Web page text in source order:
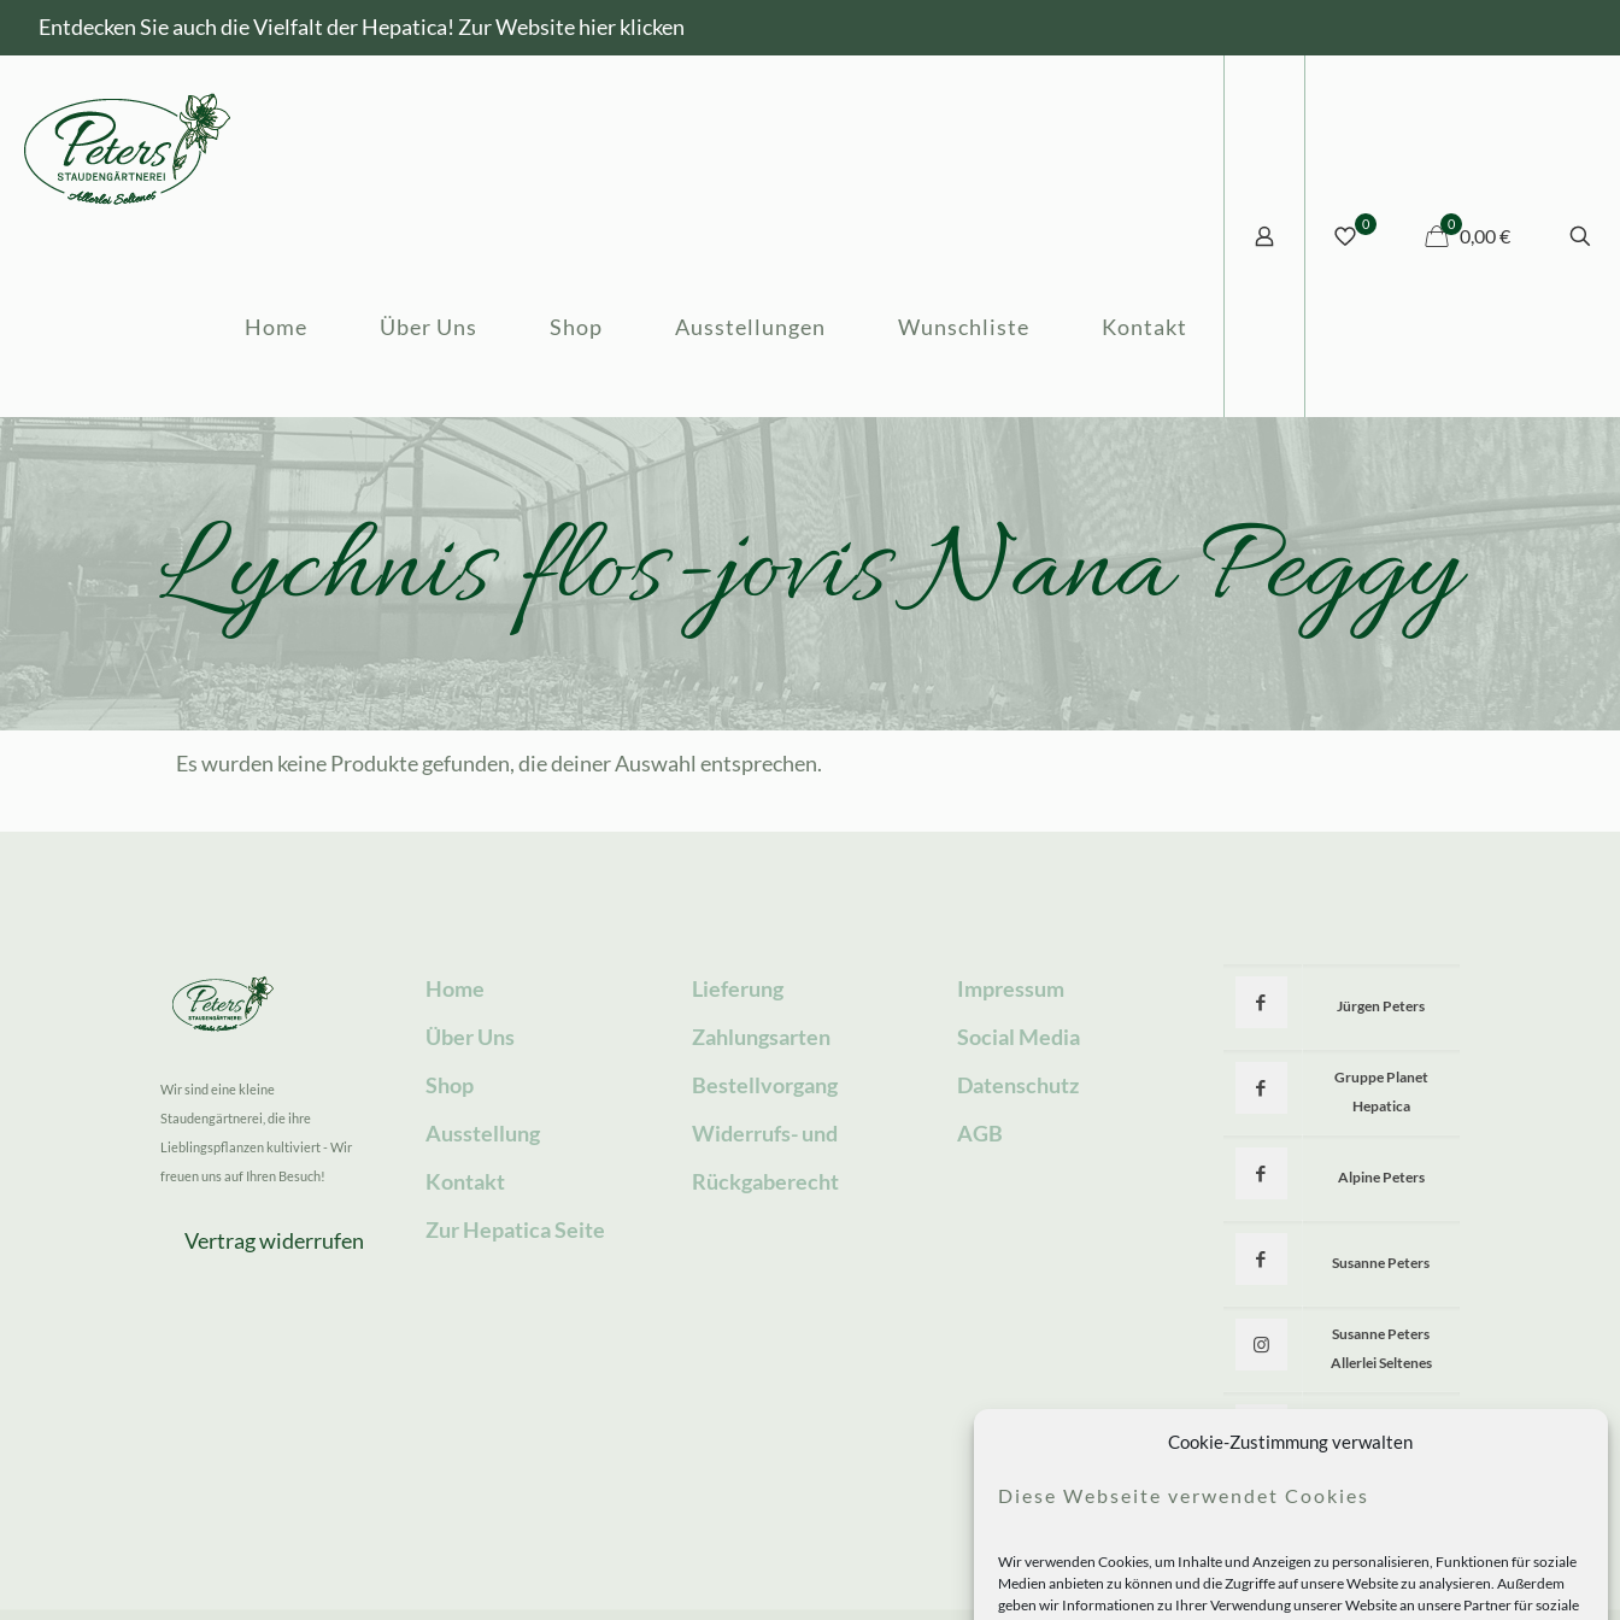
Cookie-Zustimmung verwalten
Diese Webseite verwendet Cookies
Wir verwenden Cookies, um Inhalte und Anzeigen zu personalisieren, Funktionen für soziale
Medien anbieten zu können und die Zugriffe auf unsere Website zu analysieren. Außerdem
geben wir Informationen zu Ihrer Verwendung unserer Website an unsere Partner für soziale
Entdecken Sie auch die Vielfalt der Hepatica! Zur Website hier klicken
Home Über Uns Shop Ausstellungen Wunschliste Kontakt
0 0
0,00 €
Lychnis flos-jovis Nana Peggy
Es wurden keine Produkte gefunden, die deiner Auswahl entsprechen.
Wir sind eine kleine
Staudengärtnerei, die ihre
Lieblingspflanzen kultiviert - Wir
freuen uns auf Ihren Besuch!
Vertrag widerrufen
Home
Über Uns
Shop
Ausstellung
Kontakt
Zur Hepatica Seite
Lieferung
Zahlungsarten
Bestellvorgang
Widerrufs- und
Rückgaberecht
Impressum
Social Media
Datenschutz
AGB
Jürgen Peters
Gruppe Planet
Hepatica
Alpine Peters
Susanne Peters
Susanne Peters
Allerlei Seltenes
Allerlei Seltenes